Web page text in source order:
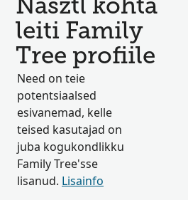
Nasztl kohta
leiti Family
Tree profiile
Need on teie
potentsiaalsed
esivanemad, kelle
teised kasutajad on
juba kogukondlikku
Family Tree'sse
lisanud. Lisainfo